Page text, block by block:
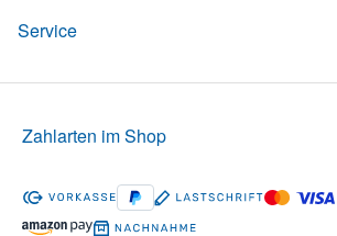
Service
Zahlarten im Shop